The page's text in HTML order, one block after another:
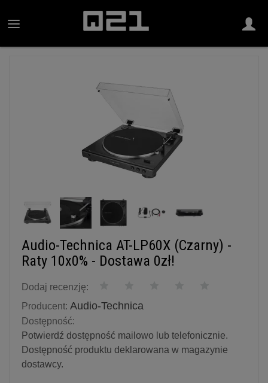
Audio-Technica AT-LP60X (Czarny) -
Raty 10x0% - Dostawa 0zł!
Dodaj recenzję:
Producent: Audio-Technica
Dostępność:
Potwierdź dostępność mailowo lub telefonicznie.
Dostępność produktu deklarowana w magazynie
dostawcy.